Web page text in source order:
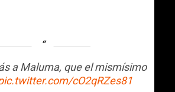
a Maluma, que el mismísimo
cO2qRZes81